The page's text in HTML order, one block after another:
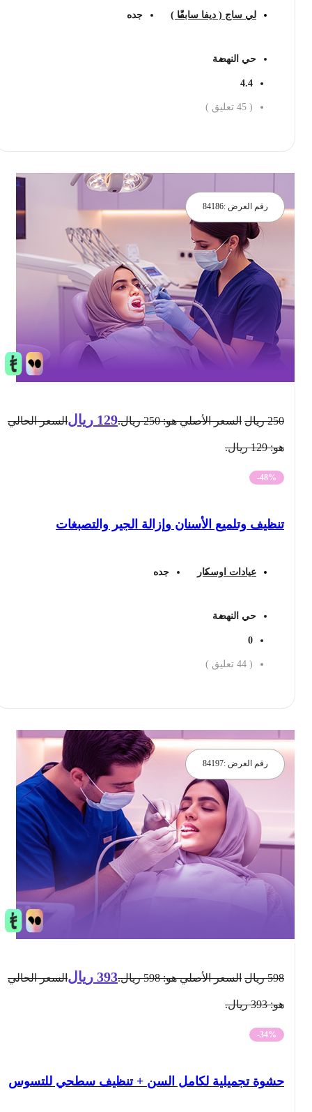
لي ساج ( ديفا سابقًا ) جده
حي النهضة
4.4
45 تعليق )
رقم العرض :84186
ريال السعر الأصلي هو: 250 ريال. 129 ريال السعر الحالي
-48%
تنظيف وتلميع الأسنان وإزالة الجير والتصبغات
عيادات اوسكار جده
حي النهضة
44 تعليق )
رقم العرض :84197
ريال السعر الأصلي هو: 598 ريال. 393 ريال السعر الحالي
-34%
حشوة تجميلية لكامل السن + تنظيف سطحي للتسوس